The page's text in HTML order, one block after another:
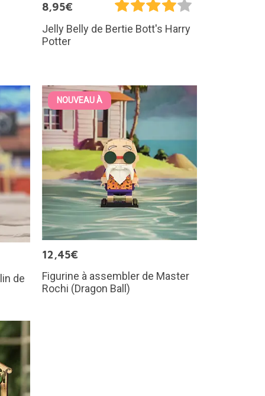
8,95€
Jelly Belly de Bertie Bott's Harry
Potter
de
NOUVEAU À
12,45€
Figurine à assembler de Master
Rochi (Dragon Ball)